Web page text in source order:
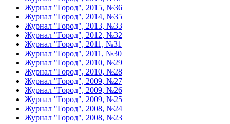
Журнал "Город", 2015, №36
Журнал "Город", 2014, №35
Журнал "Город", 2013, №33
Журнал "Город", 2012, №32
Журнал "Город", 2011, №31
Журнал "Город", 2011, №30
Журнал "Город", 2010, №29
Журнал "Город", 2010, №28
Журнал "Город", 2009, №27
Журнал "Город", 2009, №26
Журнал "Город", 2009, №25
Журнал "Город", 2008, №24
Журнал "Город", 2008, №23